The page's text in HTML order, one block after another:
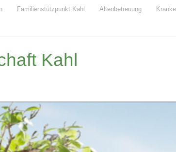
Familienstützpunkt Kahl Altenbetreuung
Kahl